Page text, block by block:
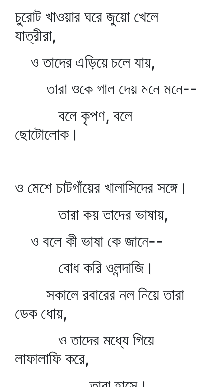
চুরোট খাওয়ার ঘরে জুয়ো খেলে
যাত্রীরা,
ও তাদের এড়িয়ে চলে যায়,
তারা ওকে গাল দেয় মনে মনে--
বলে কৃপণ, বলে
ছোটোলোক।
ও মেশে চাটগাঁয়ের খালাসিদের সঙ্গে।
তারা কয় তাদের ভাষায়,
ও বলে কী ভাষা কে জানে--
বোধ করি ওলন্দাজি।
সকালে রবারের নল নিয়ে তারা
ডেক ধোয়,
ও তাদের মধ্যে গিয়ে
লাফালাফি করে,